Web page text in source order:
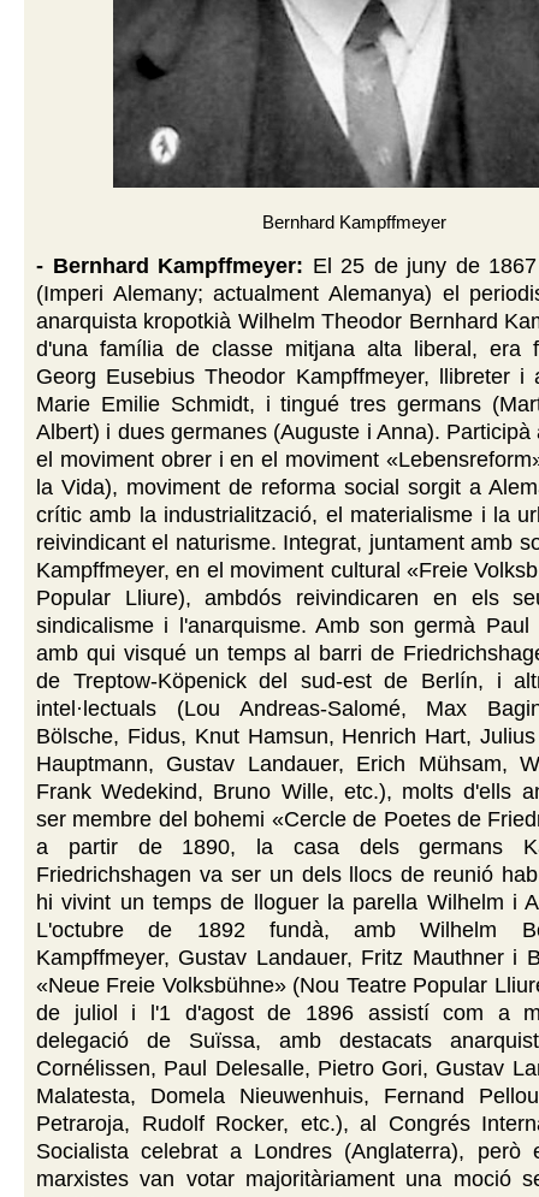
Bernhard Kampffmeyer
- Bernhard Kampffmeyer: El 25 de juny de
(Imperi Alemany; actualment Alemanya) el
anarquista kropotkià Wilhelm Theodor Bernhard
d'una família de classe mitjana alta liberal, era
Georg Eusebius Theodor Kampffmeyer, llibreter i
Marie Emilie Schmidt, i tingué tres germans
Albert) i dues germanes (Auguste i Anna). Participà
el moviment obrer i en el moviment
la Vida), moviment de reforma social sorgit a
crític amb la industrialització, el materialisme i la
reivindicant el naturisme. Integrat, juntament amb
Kampffmeyer, en el moviment cultural «Freie
Popular Lliure), ambdós reivindicaren en els
sindicalisme i l'anarquisme. Amb son germà Paul
amb qui visqué un temps al barri de
de Treptow-Köpenick del sud-est de Berlín, i
intel·lectuals (Lou Andreas-Salomé, Max
Bölsche, Fidus, Knut Hamsun, Henrich Hart,
Hauptmann, Gustav Landauer, Erich Mühsam,
Frank Wedekind, Bruno Wille, etc.), molts d'ells
ser membre del bohemi «Cercle de Poetes de
a partir de 1890, la casa dels germans
Friedrichshagen va ser un dels llocs de reunió
hi vivint un temps de lloguer la parella Wilhelm i
L'octubre de 1892 fundà, amb Wilhelm
Kampffmeyer, Gustav Landauer, Fritz Mauthner i
«Neue Freie Volksbühne» (Nou Teatre Popular
de juliol i l'1 d'agost de 1896 assistí com a
delegació de Suïssa, amb destacats
Cornélissen, Paul Delesalle, Pietro Gori, Gustav
Malatesta, Domela Nieuwenhuis, Fernand
Petraroja, Rudolf Rocker, etc.), al Congrés
Socialista celebrat a Londres (Anglaterra), però
marxistes van votar majoritàriament una moció